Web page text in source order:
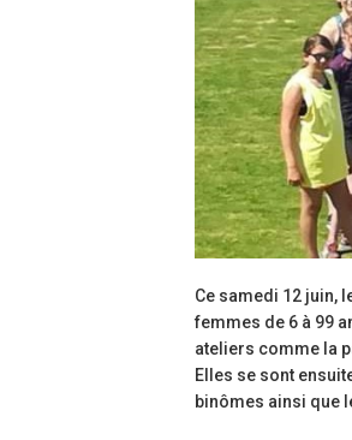
Ce samedi 12 juin,
femmes de 6 à 99
ateliers comme la
Elles se sont
binômes ainsi que